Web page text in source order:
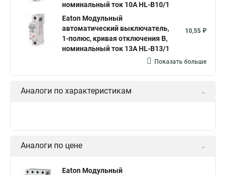
номинальный ток 10А HL-B10/1
Eaton Модульный
автоматический выключатель,
1-полюс, кривая отключения B,
номинальный ток 13А HL-B13/1
10,55 ₽
Показать больше
Аналоги по характеристикам
Аналоги по цене
Eaton Модульный